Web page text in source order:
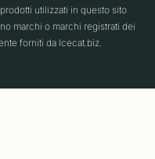
utilizzati in questo sito
marchi o marchi registrati dei
forniti da Icecat.biz.